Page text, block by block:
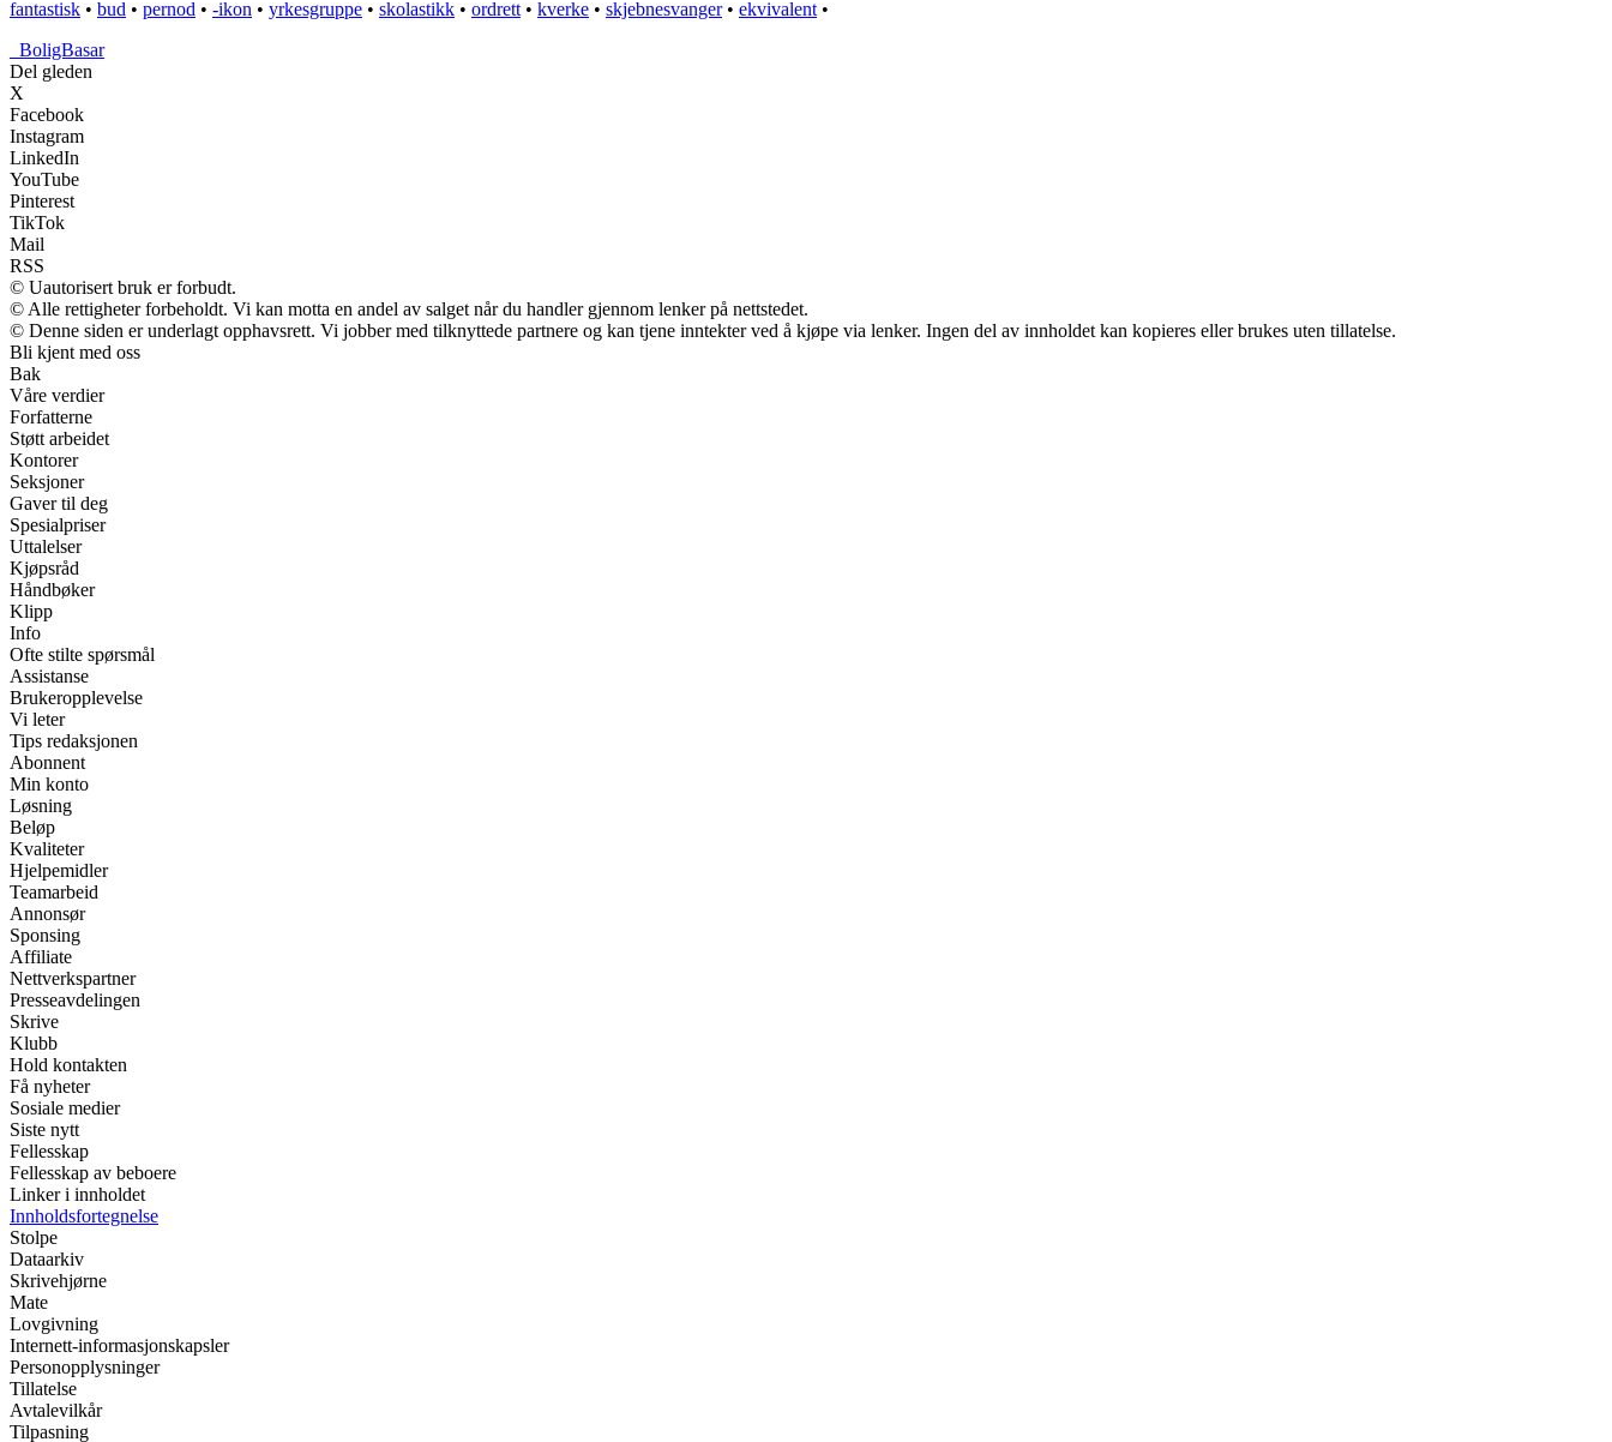
fantastisk • bud • pernod • -ikon • yrkesgruppe • skolastikk • ordrett • kverke • skjebnesvanger• ekvivalent •
BoligBasar
Del gleden
X
Facebook
Instagram
LinkedIn
YouTube
Pinterest
TikTok
Mail
RSS
© Uautorisert bruk er forbudt.
© Alle rettigheter forbeholdt. Vi kan motta en andel av salget når du handler gjennom lenker på nettstedet.
© Denne siden er underlagt opphavsrett. Vi jobber med tilknyttede partnere og kan tjene inntekter ved å kjøpe via lenker. Ingen del av innholdet kan kopieres eller brukes uten tillatelse.
Bli kjent med oss
Bak
Våre verdier
Forfatterne
Støtt arbeidet
Kontorer
Seksjoner
Gaver til deg
Spesialpriser
Uttalelser
Kjøpsråd
Håndbøker
Klipp
Info
Ofte stilte spørsmål
Assistanse
Brukeropplevelse
Vi leter
Tips redaksjonen
Abonnent
Min konto
Løsning
Beløp
Kvaliteter
Hjelpemidler
Teamarbeid
Annonsør
Sponsing
Affiliate
Nettverkspartner
Presseavdelingen
Skrive
Klubb
Hold kontakten
Få nyheter
Sosiale medier
Siste nytt
Fellesskap
Fellesskap av beboere
Linker i innholdet
Innholdsfortegnelse
Stolpe
Dataarkiv
Skrivehjørne
Mate
Lovgivning
Internett-informasjonskapsler
Personopplysninger
Tillatelse
Avtalevilkår
Tilpasning